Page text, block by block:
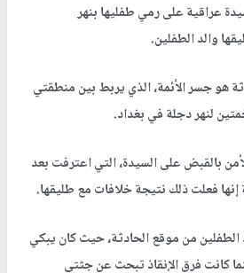
عراقية على رمي طفليها بنهر
والد الطفلين.
هو جسر الأئمة، الذي يربط بين منطقتي
لنهر دجلة في بغداد.
بالقبض على السيدة، التي اعترفت بعد
إنها فعلت ذلك نتيجة خلافات مع طليقها.
الطفلين من موقع الحادثة، حيث كان يبكي
كانت فرق الإنقاذ تبحث عن جثتي